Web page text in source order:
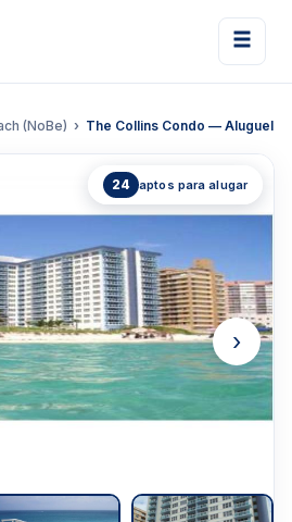
(NoBe) The Collins Condo — Aluguel
24 aptos para alugar
›